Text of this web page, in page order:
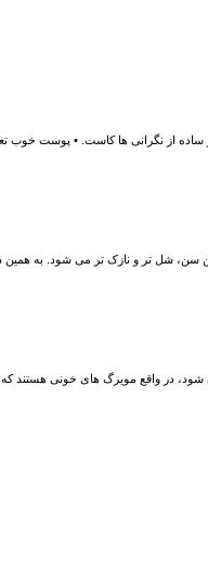
از نگرانی ها کاست. • پوست خوب
سن، شل تر و نازک تر می شود. به همین
در واقع مویرگ های خونی هستند که